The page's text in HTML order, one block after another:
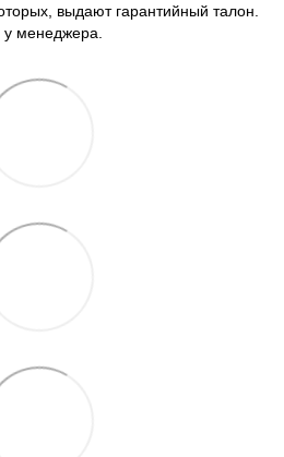
выдают гарантийный талон.
у менеджера.